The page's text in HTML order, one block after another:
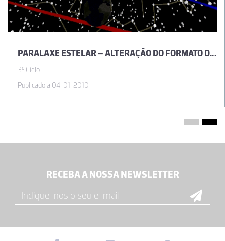
PARALAXE ESTELAR – ALTERAÇÃO DO FORMATO DAS CONSTELAÇÕES PELO MOVIMENTO DA TERRA
3º Ciclo
Publicado a 04-01-2010
RECEBA A NOSSA NEWSLETTER